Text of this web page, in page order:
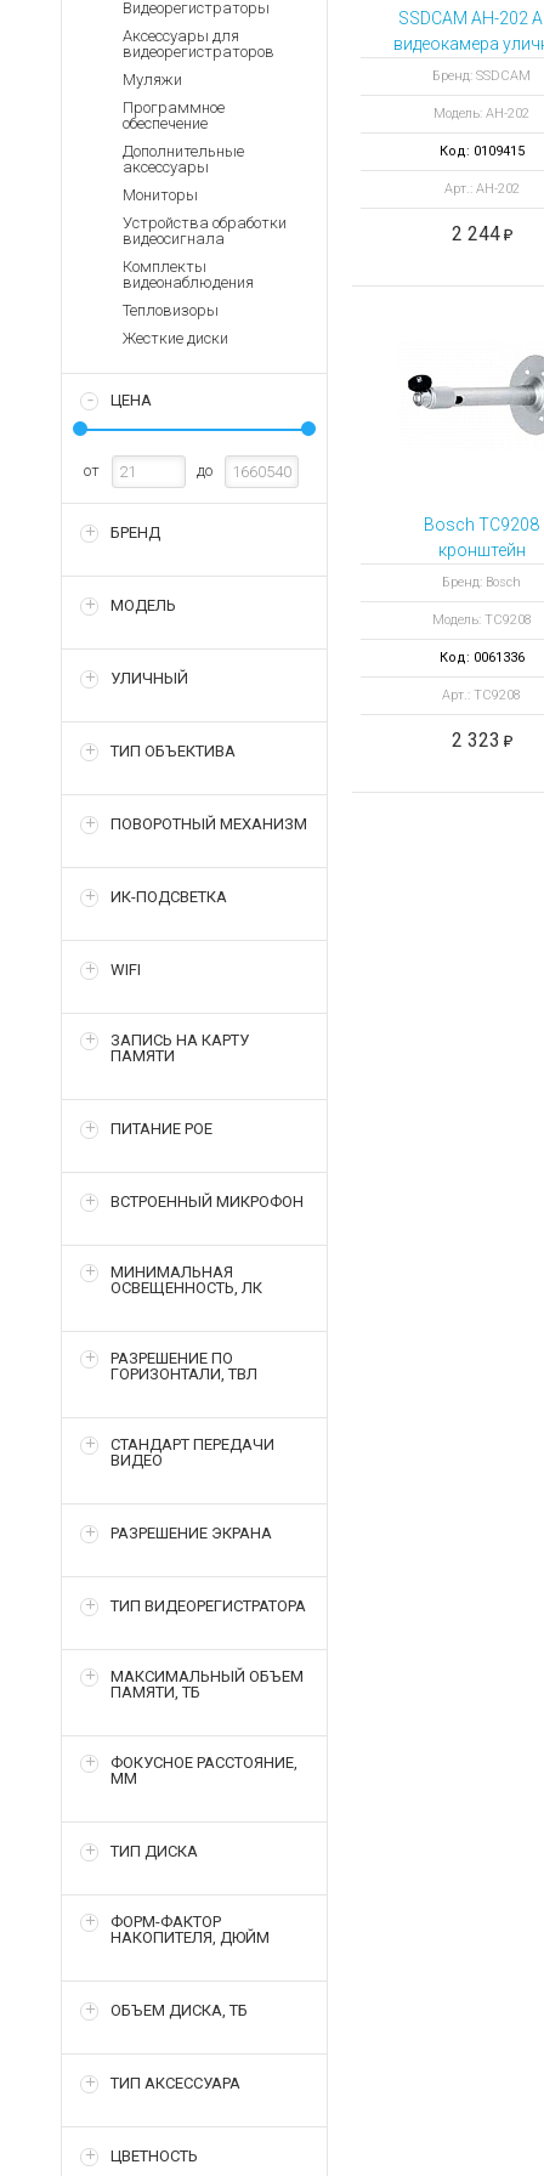
Запасные
Терминалы
оплаты
Зарядные устройства
Архивные товары
Видеорегистраторы
Аксессуары для
видеорегистраторов
Муляжи
Программное
обеспечение
Дополнительные
аксессуары
Мониторы
Устройства обработки
видеосигнала
Комплекты
видеонаблюдения
Тепловизоры
Жесткие диски
ЦЕНА
от до
БРЕНД
МОДЕЛЬ
УЛИЧНЫЙ
ТИП ОБЪЕКТИВА
ПОВОРОТНЫЙ МЕХАНИЗМ
ИК-ПОДСВЕТКА
WIFI
ЗАПИСЬ НА КАРТУ
ПАМЯТИ
ПИТАНИЕ POE
ВСТРОЕННЫЙ МИКРОФОН
МИНИМАЛЬНАЯ
ОСВЕЩЕННОСТЬ, ЛК
РАЗРЕШЕНИЕ ПО
ГОРИЗОНТАЛИ, ТВЛ
СТАНДАРТ ПЕРЕДАЧИ
ВИДЕО
РАЗРЕШЕНИЕ ЭКРАНА
ТИП ВИДЕОРЕГИСТРАТОРА
МАКСИМАЛЬНЫЙ ОБЪЕМ
ПАМЯТИ, ТБ
ФОКУСНОЕ РАССТОЯНИЕ,
ММ
ТИП ДИСКА
ФОРМ-ФАКТОР
НАКОПИТЕЛЯ, ДЮЙМ
ОБЪЕМ ДИСКА, ТБ
ТИП АКСЕССУАРА
ЦВЕТНОСТЬ
SSDCAM AH-202
видеокамера
Бренд: SSDCAM
Модель: AH-202
Код: 0109415
Арт.: AH-202
2 244
Bosch TC9208
кронштейн
Бренд: Bosch
Модель: TC9208
Код: 0061336
Арт.: TC9208
2 323